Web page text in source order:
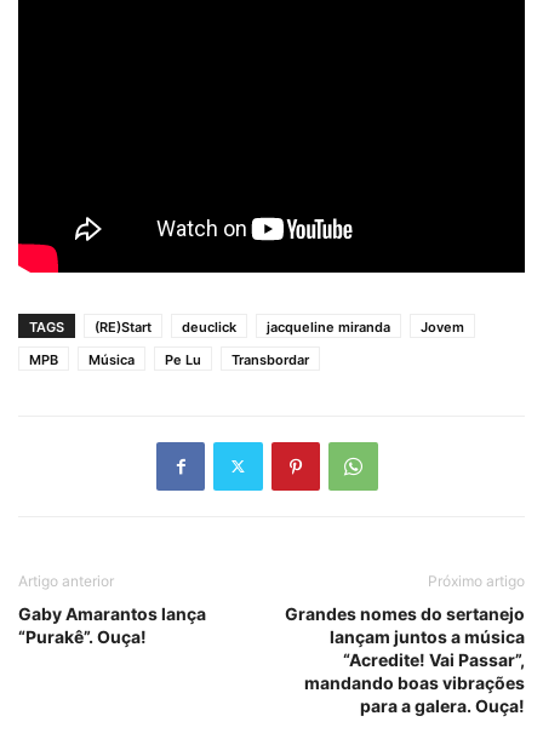
TAGS (RE)Start deuclick jacqueline miranda
Jovem
MPB
Música Pe Lu Transbordar
Artigo anterior
Gaby Amarantos lança
“Purakê”. Ouça!
Próximo artigo
Grandes nomes do sertanejo
lançam juntos a música
“Acredite! Vai Passar”,
mandando boas vibrações
para a galera. Ouça!